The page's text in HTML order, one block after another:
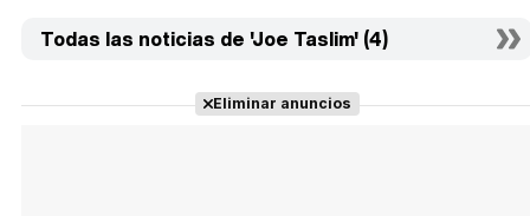
Todas las noticias de 'Joe Taslim' (4)
Eliminar anuncios